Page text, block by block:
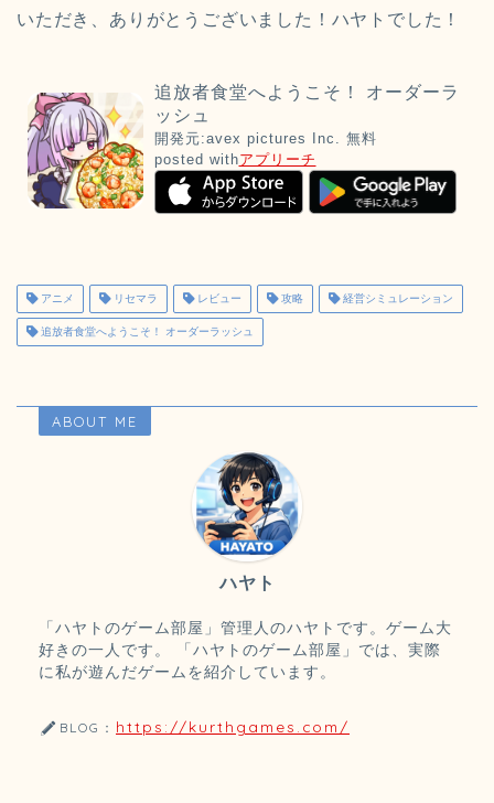
いただき、ありがとうございました！ハヤトでした！
追放者食堂へようこそ！ オーダーラ
ッシュ
開発元:avex pictures Inc. 無料
posted withアプリーチ
アニメ リセマラ レビュー 攻略 経営シミュレーション
追放者食堂へようこそ！ オーダーラッシュ
ABOUT ME
ハヤト
「ハヤトのゲーム部屋」管理人のハヤトです。ゲーム大
好きの一人です。 「ハヤトのゲーム部屋」では、実際
に私が遊んだゲームを紹介しています。
BLOG： https://kurthgames.com/